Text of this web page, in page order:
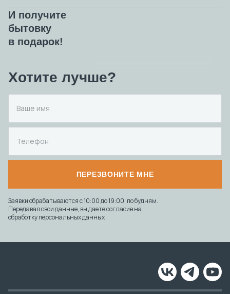
Хотите лучше?
ПЕРЕЗВОНИТЕ МНЕ
Заявки обрабатываются с 10:00 до 19:00, по будням.
Передавая свои данные, вы даете согласие на
обработку персональных данных
И получите
бытовку
в подарок!